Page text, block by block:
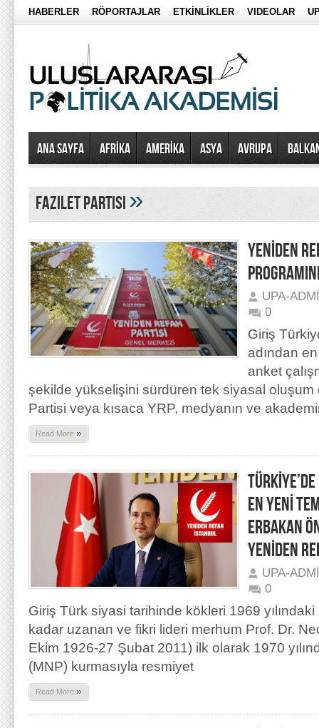
HABERLER RÖPORTAJLAR ETKİNLİKLER VIDEOLAR
Ana Sayfa AFRİKA AMERİKA ASYA AVRUPA
Fazilet partisi»
YENİDEN
UPA-
0
Giriş
adından
anket
şekilde yükselişini sürdüren tek siyasal oluşum
Partisi veya kısaca YRP, medyanın ve
Read More »
EN YENİ
ERBAKAN
YENİDEN
UPA-
0
Giriş Türk siyasi tarihinde kökleri 1969 yılındaki
kadar uzanan ve fikri lideri merhum Prof. Dr.
Ekim 1926-27 Şubat 2011) ilk olarak 1970
(MNP) kurmasıyla resmiyet
Read More »